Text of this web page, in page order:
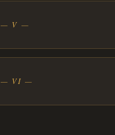
— V —
— VI —